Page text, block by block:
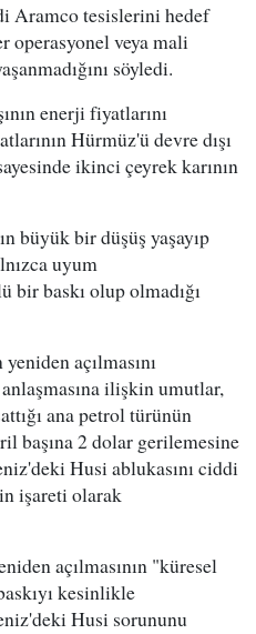
Aramco tesislerini hedef
operasyonel veya mali
söyledi.
enerji fiyatlarını
Hürmüz'ü devre dışı
ikinci çeyrek karının
büyük bir düşüş yaşayıp
uyum
bir baskı olup olmadığı
açılmasını
ilişkin umutlar,
ana petrol türünün
başına 2 dolar gerilemesine
Husi ablukasını ciddi
işareti olarak
açılmasının "küresel
kesinlikle
Husi sorununu